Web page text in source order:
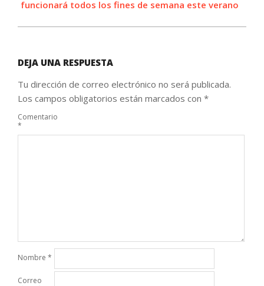
funcionará todos los fines de semana este verano
DEJA UNA RESPUESTA
Tu dirección de correo electrónico no será publicada.
Los campos obligatorios están marcados con *
Comentario
*
Nombre *
Correo